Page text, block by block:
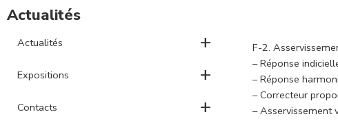
F-2.
– Réponse
– Réponse
– Correcteur
– Asservissement
Actualités
Actualités +
Expositions +
Contacts +